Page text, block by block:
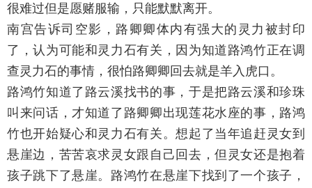
很难过但是愿赌服输，只能默默离开。
南宫告诉司空影，路卿卿体内有强大的灵力被封印
了，认为可能和灵力石有关，因为知道路鸿竹正在调
查灵力石的事情，很怕路卿卿回去就是羊入虎口。
路鸿竹知道了路云溪找书的事，于是把路云溪和珍珠
叫来问话，才知道了路卿卿出现莲花水座的事，路鸿
竹也开始疑心和灵力石有关。想起了当年追赶灵女到
悬崖边，苦苦哀求灵女跟自己回去，但灵女还是抱着
孩子跳下了悬崖。路鸿竹在悬崖下找到了一个孩子，